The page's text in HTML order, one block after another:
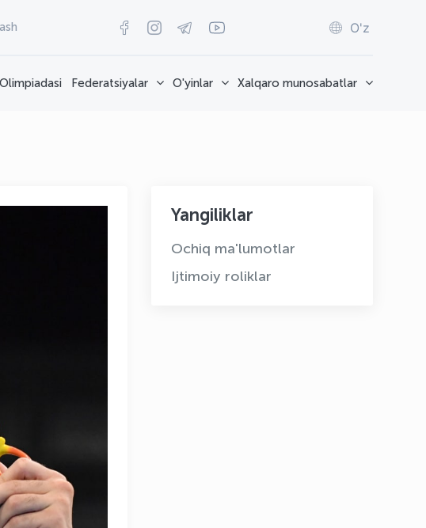
O'z
Federatsiyalar O'yinlar Xalqaro munosabatlar
Yangiliklar
Ochiq ma'lumotlar
Ijtimoiy roliklar